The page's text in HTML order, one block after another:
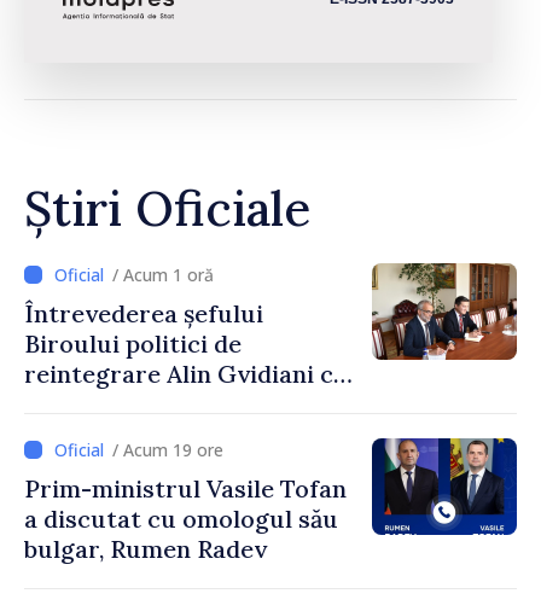
Știri Oficiale
/ Acum 1 oră
Întrevederea șefului
Biroului politici de
reintegrare Alin Gvidiani cu
Comitetului Internațional al
Crucii Roșii în Moldova
/ Acum 19 ore
Prim-ministrul Vasile Tofan
a discutat cu omologul său
bulgar, Rumen Radev